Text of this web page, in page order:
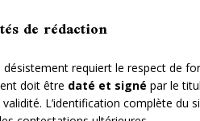
de rédaction
désistement requiert le respect de
doit être daté et signé par le
L’identification complète du